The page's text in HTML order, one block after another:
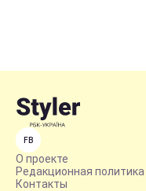
FB
О проекте
Редакционная
Контакты